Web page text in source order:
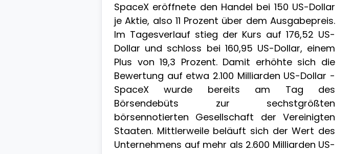
SpaceX eröffnete den Handel bei 150 US-Dollar
je Aktie, also 11 Prozent über dem Ausgabepreis.
Im Tagesverlauf stieg der Kurs auf 176,52 US-
Dollar und schloss bei 160,95 US-Dollar, einem
Plus von 19,3 Prozent. Damit erhöhte sich die
Bewertung auf etwa 2.100 Milliarden US-Dollar -
SpaceX wurde bereits am Tag des
Börsendebüts zur sechstgrößten
börsennotierten Gesellschaft der Vereinigten
Staaten. Mittlerweile beläuft sich der Wert des
Unternehmens auf mehr als 2.600 Milliarden US-